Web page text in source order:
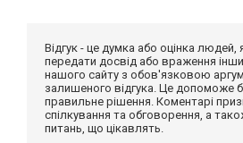
Відгук - це думка або оцінка людей,
передати досвід або враження
нашого сайту з обов'язковою
залишеного відгука. Це допоможе
правильне рішення. Коментарі
спілкування та обговорення, а
питань, що цікавлять.